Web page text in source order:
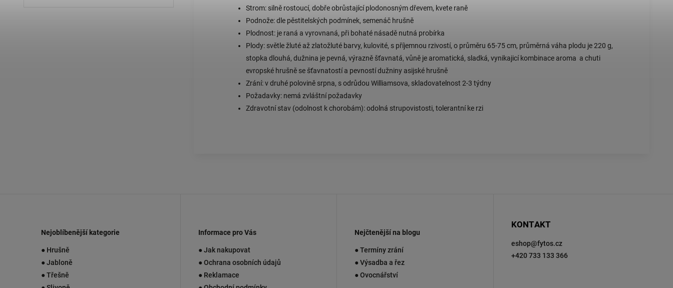
Strom: silně rostoucí, dobře obrůstající plodonosným dřevem, kvete raně
Podnože: dle pěstitelských podmínek, semenáč hrušně
Plodnost: je raná a vyrovnaná, při bohaté násadě nutná probírka
Plody: světle žluté až zlatožluté barvy, kulovité, s příjemnou rzivostí, o průměru 65-75 cm, průměrná váha plodu je 220 g,
stopka dlouhá, dužnina je pevná, výrazně šťavnatá, vůně je aromatická, sladká, vynikajicí kombinace aroma a chuti
evropské hrušně se šťavnatostí a pevností dužniny asijské hrušně
Zrání: v druhé polovině srpna, s odrůdou Williamsova, skladovatelnost 2-3 týdny
Požadavky: nemá zvláštní požadavky
Zdravotní stav (odolnost k chorobám): odolná strupovistosti, tolerantní ke rzi
Nejoblíbenější kategorie
● Hrušně
● Jabloně
● Třešně
Informace pro Vás
● Jak nakupovat
● Ochrana osobních údajů
● Reklamace
Nejčtenější na blogu
● Termíny zrání
● Výsadba a řez
● Ovocnářství
KONTAKT
eshop@fytos.cz
+420 733 133 366